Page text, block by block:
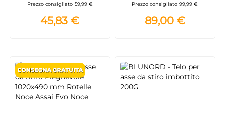
| Copriasse da stiro in
cotone| Griglia
portabiancheria
Prezzo consigliato 59,99 €
45,83 €
Prezzo consigliato 99,99 €
89,00 €